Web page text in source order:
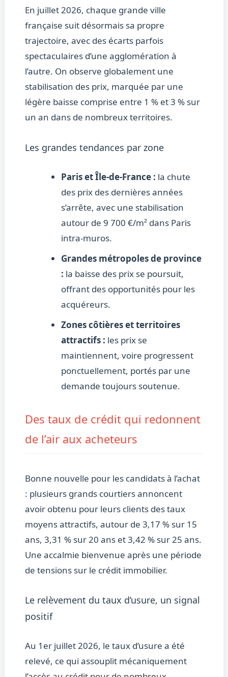
En juillet 2026, chaque grande ville
française suit désormais sa propre
trajectoire, avec des écarts parfois
spectaculaires d’une agglomération à
l’autre. On observe globalement une
stabilisation des prix, marquée par une
légère baisse comprise entre 1 % et 3 % sur
un an dans de nombreux territoires.
Les grandes tendances par zone
Paris et Île-de-France : la chute
des prix des dernières années
s’arrête, avec une stabilisation
autour de 9 700 €/m² dans Paris
intra-muros.
Grandes métropoles de province
: la baisse des prix se poursuit,
offrant des opportunités pour les
acquéreurs.
Zones côtières et territoires
attractifs : les prix se
maintiennent, voire progressent
ponctuellement, portés par une
demande toujours soutenue.
Des taux de crédit qui redonnent
de l’air aux acheteurs
Bonne nouvelle pour les candidats à l’achat
: plusieurs grands courtiers annoncent
avoir obtenu pour leurs clients des taux
moyens attractifs, autour de 3,17 % sur 15
ans, 3,31 % sur 20 ans et 3,42 % sur 25 ans.
Une accalmie bienvenue après une période
de tensions sur le crédit immobilier.
Le relèvement du taux d’usure, un signal
positif
Au 1er juillet 2026, le taux d’usure a été
relevé, ce qui assouplit mécaniquement